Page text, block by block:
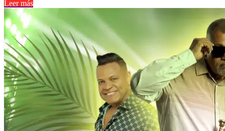
Leer más